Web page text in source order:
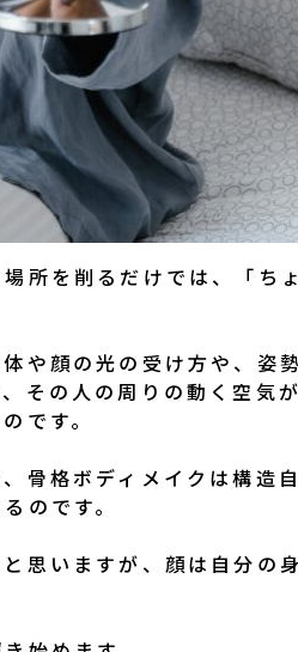
所を削るだけでは、「ち
や顔の光の受け方や、姿
その人の周りの動く空気が
です。
骨格ボディメイクは構造
のです。
思いますが、顔は自分の